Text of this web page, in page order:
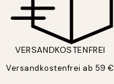
VERSANDKOSTENFREI
Versandkostenfrei ab 59 €